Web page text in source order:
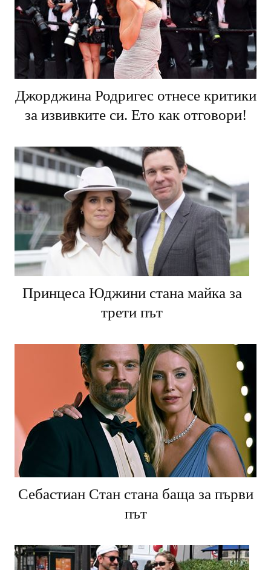
Джорджина Родригес отнесе критики
за извивките си. Ето как отговори!
Принцеса Юджини стана майка за
трети път
Себастиан Стан стана баща за първи
път